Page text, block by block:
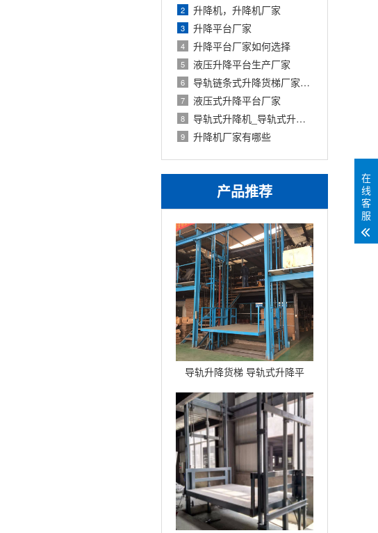
2 升降机，升降机厂家
3 升降平台厂家
4 升降平台厂家如何选择
5 液压升降平台生产厂家
6 导轨链条式升降货梯厂家定制
7 液压式升降平台厂家
8 导轨式升降机_导轨式升降平台厂家
9 升降机厂家有哪些
产品推荐
导轨升降货梯 导轨式升降平
台
在
线
客
服